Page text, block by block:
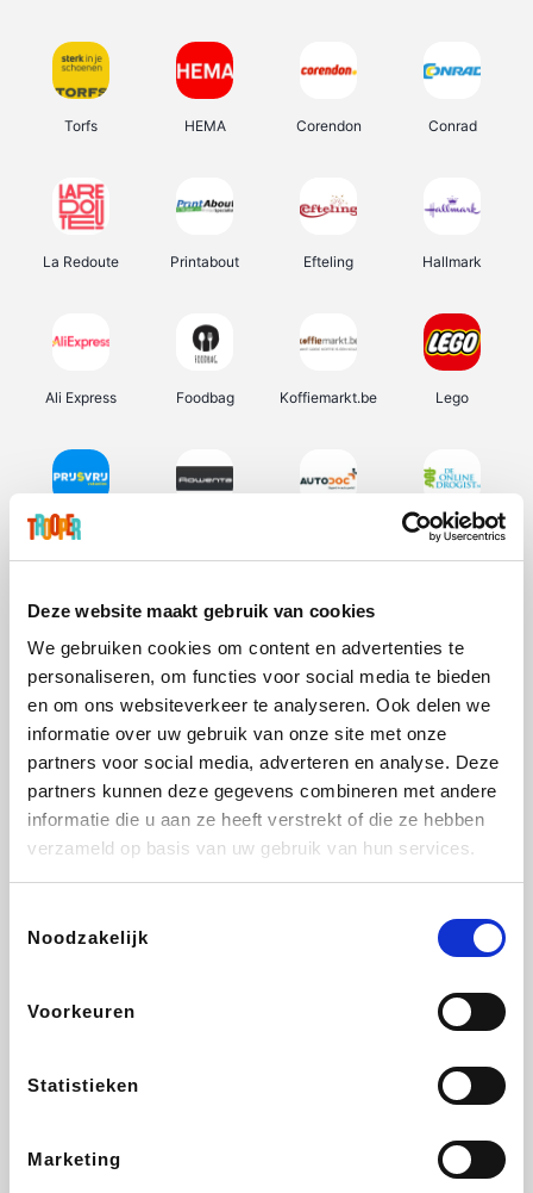
Deze website maakt gebruik van cookies
We gebruiken cookies om content en advertenties te
personaliseren, om functies voor social media te bieden
en om ons websiteverkeer te analyseren. Ook delen we
informatie over uw gebruik van onze site met onze
partners voor social media, adverteren en analyse. Deze
partners kunnen deze gegevens combineren met andere
informatie die u aan ze heeft verstrekt of die ze hebben
verzameld op basis van uw gebruik van hun services.
Noodzakelijk
Voorkeuren
Statistieken
Marketing
Torfs HEMA Corendon Conrad
La Redoute Printabout Efteling Hallmark
Ali Express Foodbag Koffiemarkt.be Lego
Prijsvrij De Online Drogist
Vidaxl Lampenlicht.be Plopsa Adidas
All Accor
DectDirect
SupraBazar